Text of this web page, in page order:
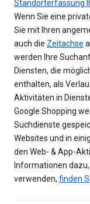
Standorterfassung
Wenn Sie eine
Sie mit Ihren
auch die Zeitachse
werden Ihre
Diensten, die
enthalten, als
Aktivitäten in
Google Shopping
Suchdienste
Websites und in
den Web- & App-
Informationen
verwenden, finden